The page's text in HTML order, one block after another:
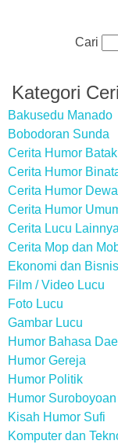
Cari
Kategori
Bakusedu Manado
Bobodoran Sunda
Cerita Humor Batak
Cerita Humor
Cerita Humor
Cerita Humor
Cerita Lucu Lainnya
Cerita Mop dan
Ekonomi dan Bisnis
Film / Video Lucu
Foto Lucu
Gambar Lucu
Humor Bahasa
Humor Gereja
Humor Politik
Humor Suroboyoan
Kisah Humor Sufi
Komputer dan